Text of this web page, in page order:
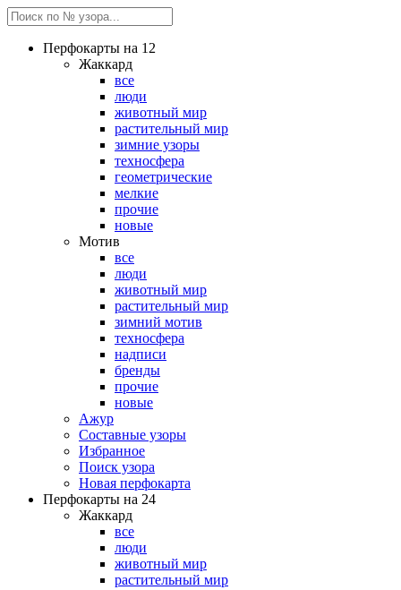
Перфокарты на 12
Жаккард
все
люди
животный мир
растительный мир
зимние узоры
техносфера
геометрические
мелкие
прочие
новые
Мотив
все
люди
животный мир
растительный мир
зимний мотив
техносфера
надписи
бренды
прочие
новые
Ажур
Составные узоры
Избранное
Поиск узора
Новая перфокарта
Перфокарты на 24
Жаккард
все
люди
животный мир
растительный мир